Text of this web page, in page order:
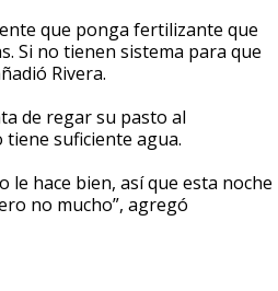
que ponga fertilizante que
Si no tienen sistema para que
Rivera.
de regar su pasto al
suficiente agua.
le hace bien, así que esta noche
no mucho”, agregó